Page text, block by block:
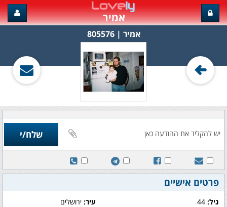
אמיר
אמיר‏ | 805576
פרטים אישיים
גיל: עיר:ירושלים